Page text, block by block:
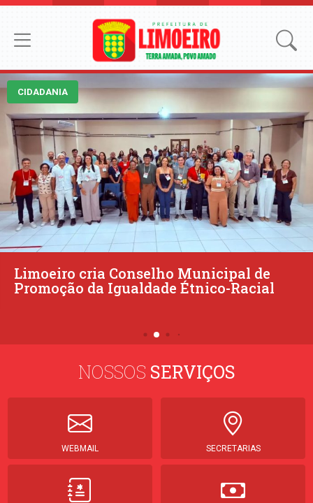
CIDADANIA
Limoeiro cria Conselho Municipal de
Promoção da Igualdade Étnico-Racial
NOSSOS SERVIÇOS
WEBMAIL SECRETARIAS